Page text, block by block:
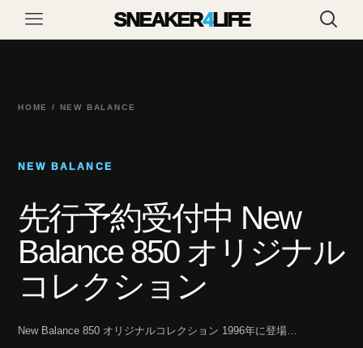
SNEAKER4LIFE
HOME / NEW BALANCE
NEW BALANCE
先行予約受付中 New
Balance 850 オリジナル
コレクション
New Balance 850 オリジナルコレクション 1996年に登場…